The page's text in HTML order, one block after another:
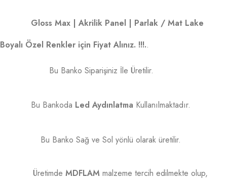
Gloss Max | Akrilik Panel | Parlak / Mat Lake
Boyalı Özel Renkler için Fiyat Alınız. !!!..
Bu Banko Siparişiniz İle Üretilir.
Bu Bankoda Led Aydınlatma Kullanılmaktadır.
Bu Banko Sağ ve Sol yönlü olarak üretilir.
Üretimde MDFLAM malzeme tercih edilmekte olup,